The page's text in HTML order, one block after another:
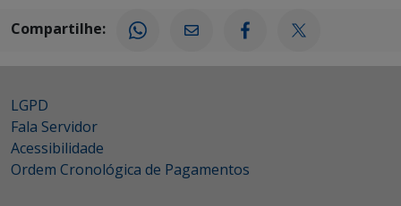
Compartilhe:
LGPD
Fala Servidor
Acessibilidade
Ordem Cronológica de Pagamentos